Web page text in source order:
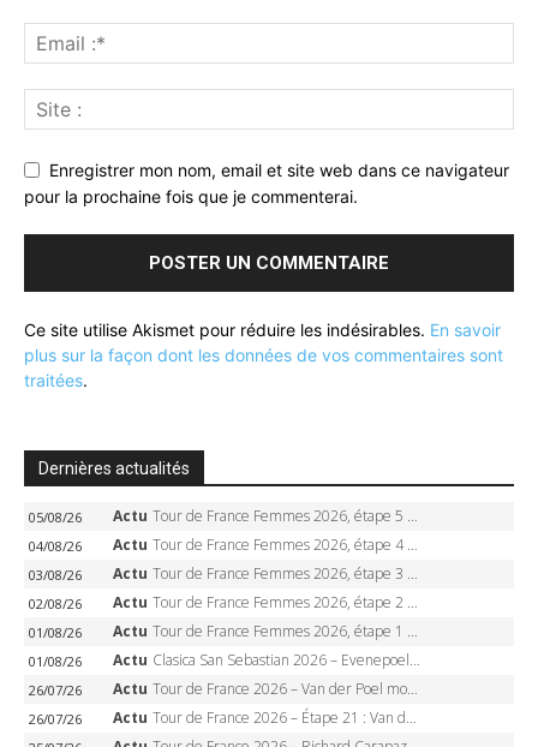
Enregistrer mon nom, email et site web dans ce navigateur
pour la prochaine fois que je commenterai.
Ce site utilise Akismet pour réduire les indésirables. En savoir
plus sur la façon dont les données de vos commentaires sont
traitées.
Dernières actualités
05/08/26 Actu Tour de France Femmes 2026, étape 5 – Demi Vollering gagne à Belleville, Reusser en jaune, Ferrand-Prévot coule
04/08/26 Actu Tour de France Femmes 2026, étape 4 – Marlen Reusser écrase le chrono, Ferrand-Prévot en crise
03/08/26 Actu Tour de France Femmes 2026, étape 3 – Sigrid Haugset en solitaire, 88 km d’échappée, maillot jaune
02/08/26 Actu Tour de France Femmes 2026, étape 2 – Lorena Wiebes doublé à Genève, Markus héroïque, 7e record
01/08/26 Actu Tour de France Femmes 2026, étape 1 – Lorena Wiebes intouchable à Lausanne, premier maillot jaune
01/08/26 Actu Clasica San Sebastian 2026 – Evenepoel recordman, 4e victoire, Carapaz battu au sprint
26/07/26 Actu Tour de France 2026 – Van der Poel monumental à Paris, Pogacar égale le record des cinq sacres
26/07/26 Actu Tour de France 2026 – Étape 21 : Van der Poel, Pogacar, qui succédera à Wout van Aert sur les Champs-Elysées ?